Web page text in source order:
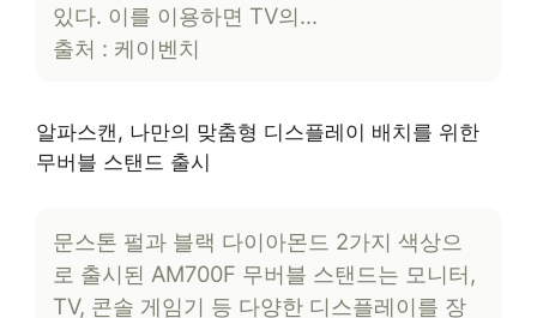
있다. 이를 이용하면 TV의…
출처 : 케이벤치
알파스캔, 나만의 맞춤형 디스플레이 배치를 위한
무버블 스탠드 출시
문스톤 펄과 블랙 다이아몬드 2가지 색상으
로 출시된 AM700F 무버블 스탠드는 모니터,
TV, 콘솔 게임기 등 다양한 디스플레이를 장